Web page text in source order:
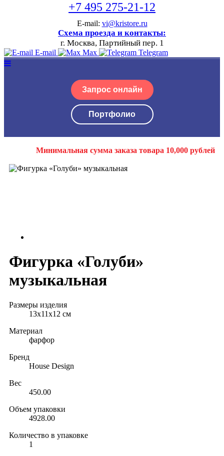
+7 495 275-21-12
E-mail: vi@kristore.ru
Схема проезда и контакты:
г. Москва, Партийный пер. 1
E-mail Max Telegram
Запрос онлайн
Портфолио
Минимальная сумма заказа товара 10,000 рублей
Фигурка «Голуби»
музыкальная
Размеры изделия
13х11х12 см
Материал
фарфор
Бренд
House Design
Вес
450.00
Объем упаковки
4928.00
Количество в упаковке
1